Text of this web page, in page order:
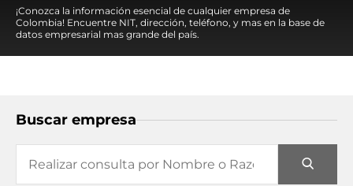
¡Conozca la información esencial de cualquier empresa de
Colombia! Encuentre NIT, dirección, teléfono, y mas en la base de
datos empresarial mas grande del país.
Buscar empresa